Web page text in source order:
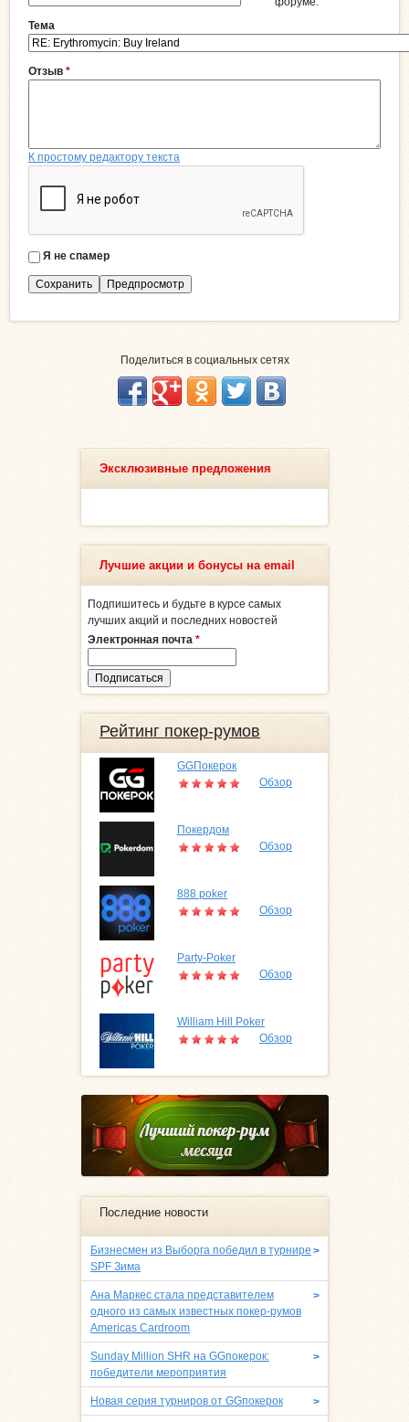
Тема
Отзыв *
К простому редактору текста
Я
с
а
Я не спамер
Поделиться в социальных сетях
Эксклюзивные предложения
Лучшие акции и бонусы на email
Подпишитесь и будьте в курсе самых
лучших акций и последних новостей
Электронная почта *
Рейтинг покер-румов
GGПокерок
Обзор
Покердом
Обзор
888 poker
Обзор
Party-Poker
Обзор
William Hill Poker
Обзор
Последние новости
>
Бизнесмен из Выборга победил в турнире
SPF Зима
>
Ана Маркес стала представителем
одного из самых известных покер-румов
Americas Cardroom
>
Sunday Million SHR на GGпокерок:
победители мероприятия
>
Новая серия турниров от GGпокерок